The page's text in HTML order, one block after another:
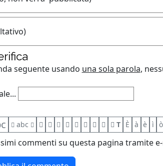
seguente usando una sola parola,
abc T È à è ì ò
commenti su questa pagina tramite